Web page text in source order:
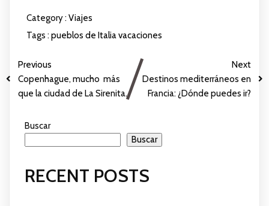
Category : Viajes
Tags : pueblos de Italiavacaciones
Previous
Copenhague, mucho más
que la ciudad de La Sirenita.
Next
Destinos mediterráneos en
Francia: ¿Dónde puedes ir?
Buscar
Buscar
RECENT POSTS